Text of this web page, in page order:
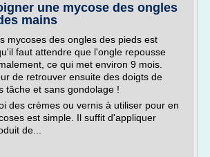
une mycose des ongles
mains
mycoses des ongles des pieds est
faut attendre que l'ongle repousse
ce qui met environ 9 mois.
de retrouver ensuite des doigts de
tâche et sans gondolage !
des crèmes ou vernis à utiliser pour en
est simple. Il suffit d'appliquer
de...